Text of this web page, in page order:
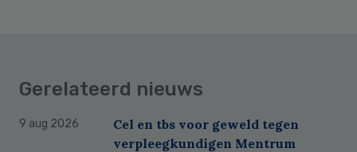
Gerelateerd nieuws
9 aug 2026
Cel en tbs voor geweld tegen
verpleegkundigen Mentrum